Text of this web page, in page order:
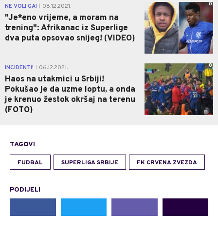
NE VOLI GA! 08.12.2021.
"Je*eno vrijeme, a moram na
trening": Afrikanac iz Superlige
dva puta opsovao snijeg! (VIDEO)
0
INCIDENTI! 06.12.2021.
Haos na utakmici u Srbiji!
Pokušao je da uzme loptu, a onda
je krenuo žestok okršaj na terenu
(FOTO)
0
TAGOVI
FUDBAL SUPERLIGA SRBIJE FK CRVENA ZVEZDA
PODIJELI